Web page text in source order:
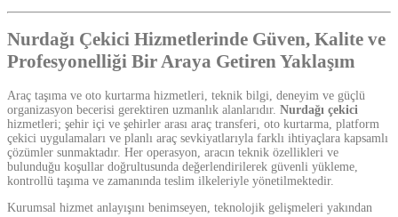
Nurdağı Çekici Hizmetlerinde Güven, Kalite ve
Profesyonelliği Bir Araya Getiren Yaklaşım
Araç taşıma ve oto kurtarma hizmetleri, teknik bilgi, deneyim ve güçlü
organizasyon becerisi gerektiren uzmanlık alanlarıdır. Nurdağı çekici
hizmetleri; şehir içi ve şehirler arası araç transferi, oto kurtarma, platform
çekici uygulamaları ve planlı araç sevkiyatlarıyla farklı ihtiyaçlara kapsamlı
çözümler sunmaktadır. Her operasyon, aracın teknik özellikleri ve
bulunduğu koşullar doğrultusunda değerlendirilerek güvenli yükleme,
kontrollü taşıma ve zamanında teslim ilkeleriyle yönetilmektedir.
Kurumsal hizmet anlayışını benimseyen, teknolojik gelişmeleri yakından